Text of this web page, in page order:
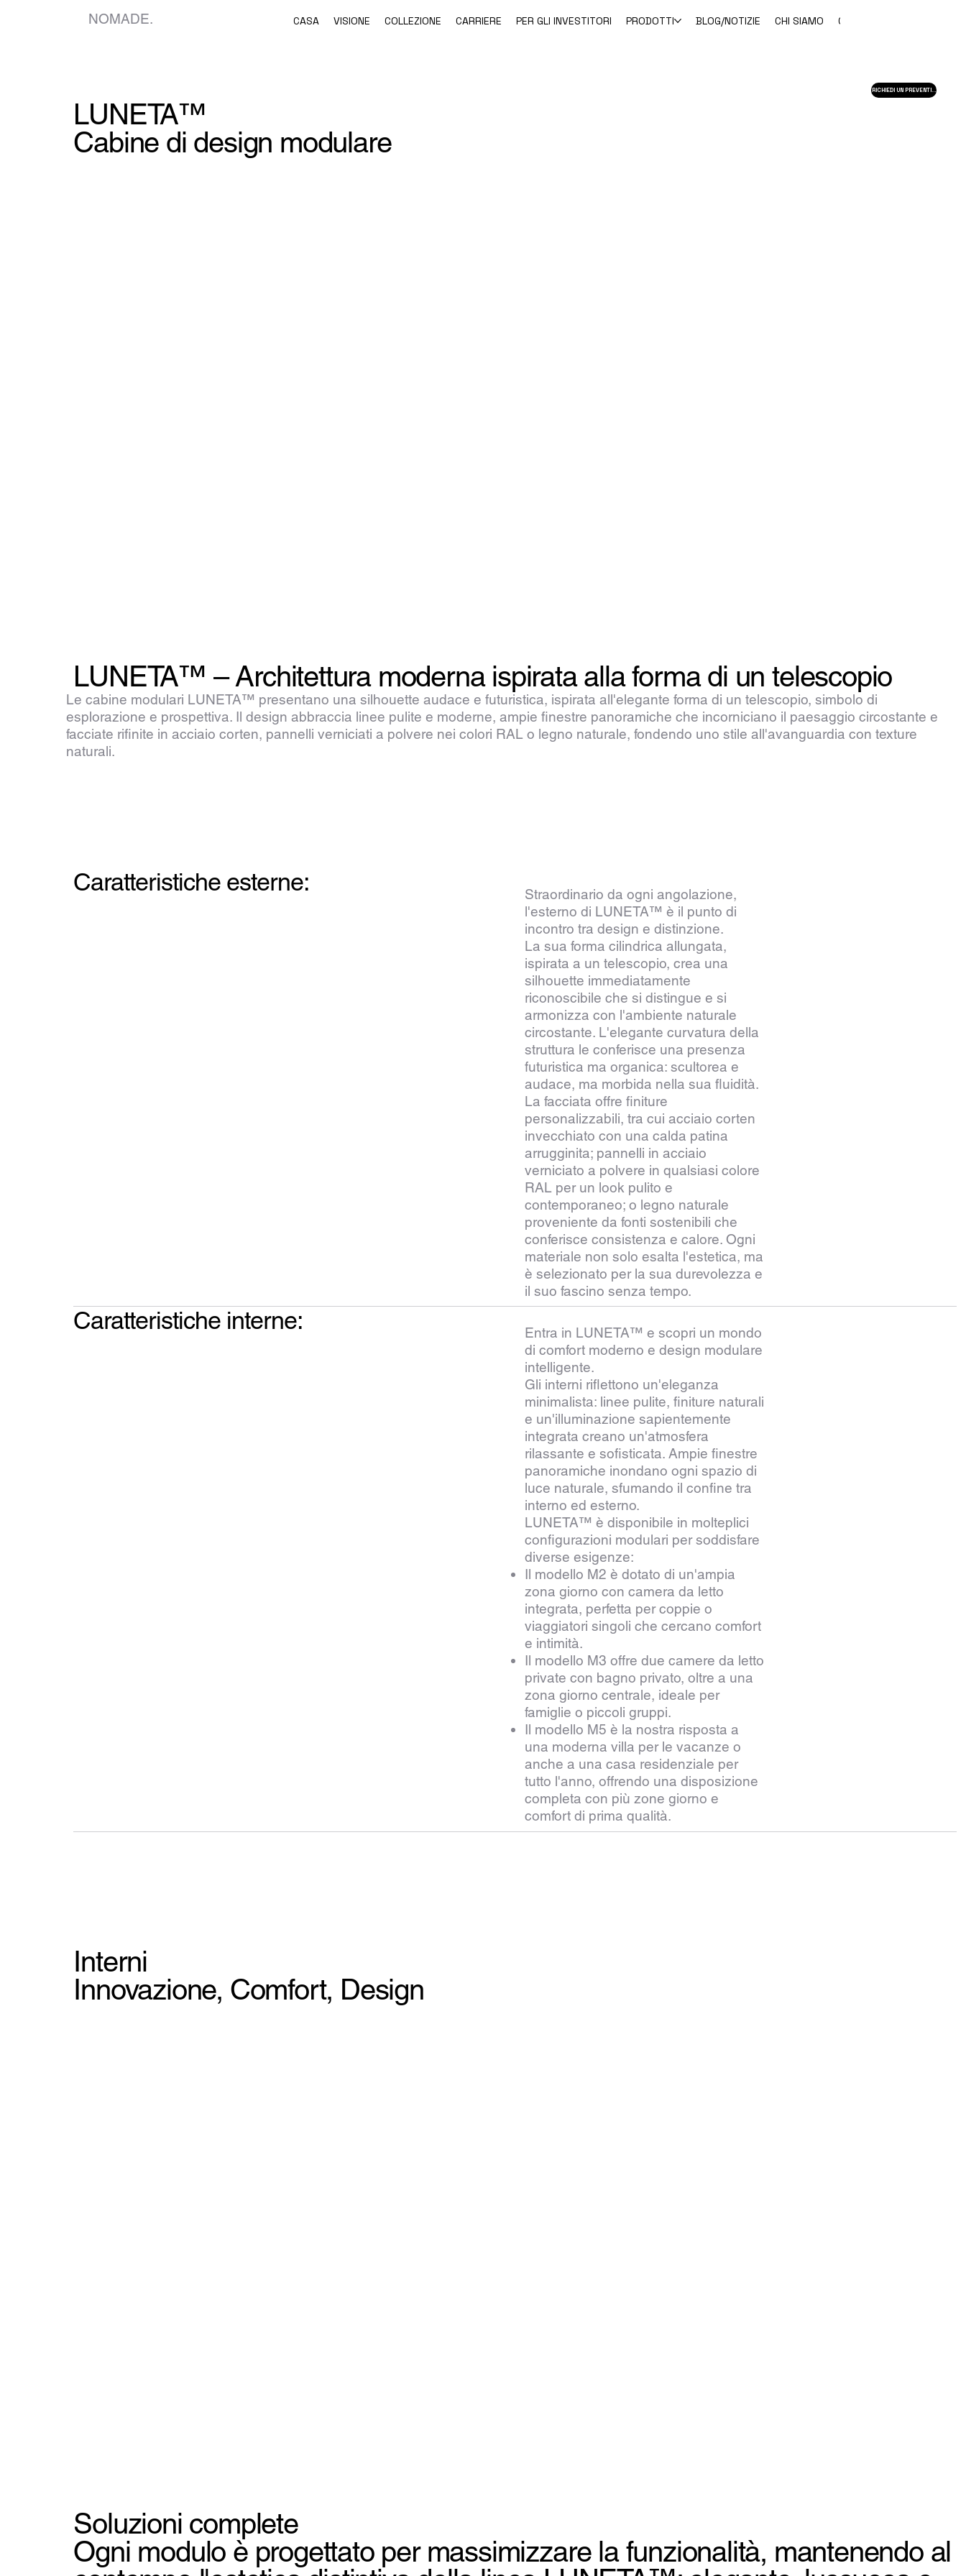
NOMADE. CASA VISIONE COLLEZIONE CARRIERE PER GLI INVESTITORI PRODOTTI BLOG/NOTIZIE CHI SIAMO CONTATTO
LUNETA™
Cabine di design modulare
LUNETA™ – Architettura moderna ispirata alla forma di un telescopio
Le cabine modulari LUNETA™ presentano una silhouette audace e futuristica, ispirata all'elegante forma di un telescopio, simbolo di
esplorazione e prospettiva. Il design abbraccia linee pulite e moderne, ampie finestre panoramiche che incorniciano il paesaggio circostante e
facciate rifinite in acciaio corten, pannelli verniciati a polvere nei colori RAL o legno naturale, fondendo uno stile all'avanguardia con texture
naturali.
Caratteristiche esterne:
Straordinario da ogni angolazione,
l'esterno di LUNETA™ è il punto di
incontro tra design e distinzione.
La sua forma cilindrica allungata,
ispirata a un telescopio, crea una
silhouette immediatamente
riconoscibile che si distingue e si
armonizza con l'ambiente naturale
circostante. L'elegante curvatura della
struttura le conferisce una presenza
futuristica ma organica: scultorea e
audace, ma morbida nella sua fluidità.
La facciata offre finiture
personalizzabili, tra cui acciaio corten
invecchiato con una calda patina
arrugginita; pannelli in acciaio
verniciato a polvere in qualsiasi colore
RAL per un look pulito e
contemporaneo; o legno naturale
proveniente da fonti sostenibili che
conferisce consistenza e calore. Ogni
materiale non solo esalta l'estetica, ma
è selezionato per la sua durevolezza e
il suo fascino senza tempo.
Caratteristiche interne:
Entra in LUNETA™ e scopri un mondo
di comfort moderno e design modulare
intelligente.
Gli interni riflettono un'eleganza
minimalista: linee pulite, finiture naturali
e un'illuminazione sapientemente
integrata creano un'atmosfera
rilassante e sofisticata. Ampie finestre
panoramiche inondano ogni spazio di
luce naturale, sfumando il confine tra
interno ed esterno.
LUNETA™ è disponibile in molteplici
configurazioni modulari per soddisfare
diverse esigenze:
Il modello M2 è dotato di un'ampia
zona giorno con camera da letto
integrata, perfetta per coppie o
viaggiatori singoli che cercano comfort
e intimità.
Il modello M3 offre due camere da letto
private con bagno privato, oltre a una
zona giorno centrale, ideale per
famiglie o piccoli gruppi.
Il modello M5 è la nostra risposta a
una moderna villa per le vacanze o
anche a una casa residenziale per
tutto l'anno, offrendo una disposizione
completa con più zone giorno e
comfort di prima qualità.
Interni
Innovazione, Comfort, Design
Soluzioni complete
Ogni modulo è progettato per massimizzare la funzionalità, mantenendo al
RICHIEDI UN PREVENTIVO